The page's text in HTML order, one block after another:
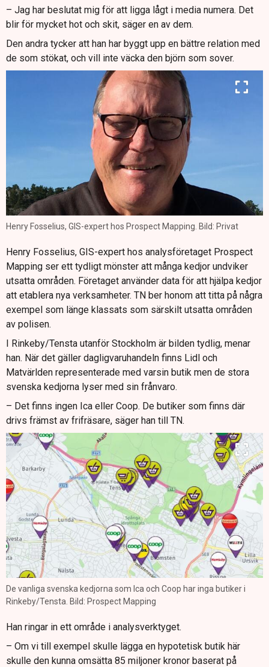
– Jag har beslutat mig för att ligga lågt i media numera. Det
blir för mycket hot och skit, säger en av dem.
Den andra tycker att han har byggt upp en bättre relation med
de som stökat, och vill inte väcka den björn som sover.
Henry Fosselius, GIS-expert hos Prospect Mapping. Bild: Privat
Henry Fosselius, GIS-expert hos analysföretaget Prospect
Mapping ser ett tydligt mönster att många kedjor undviker
utsatta områden. Företaget använder data för att hjälpa kedjor
att etablera nya verksamheter. TN ber honom att titta på några
exempel som länge klassats som särskilt utsatta områden
av polisen.
I Rinkeby/Tensta utanför Stockholm är bilden tydlig, menar
han. När det gäller dagligvaruhandeln finns Lidl och
Matvärlden representerade med varsin butik men de stora
svenska kedjorna lyser med sin frånvaro.
– Det finns ingen Ica eller Coop. De butiker som finns där
drivs främst av frifräsare, säger han till TN.
De vanliga svenska kedjorna som Ica och Coop har inga butiker i
Rinkeby/Tensta. Bild: Prospect Mapping
Han ringar in ett område i analysverktyget.
– Om vi till exempel skulle lägga en hypotetisk butik här
skulle den kunna omsätta 85 miljoner kronor baserat på